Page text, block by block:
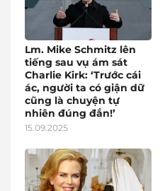
Lm. Mike Schmitz lên
tiếng sau vụ ám sát
Charlie Kirk: ‘Trước cái
ác, người ta có giận dữ
cũng là chuyện tự
nhiên đúng đắn!’
15.09.2025